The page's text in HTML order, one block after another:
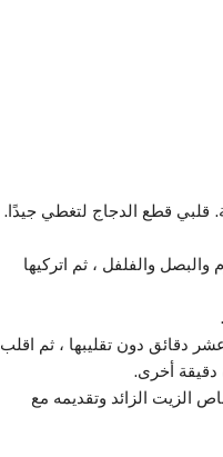
قلبي قطع الدجاج لتغطي جيدًا.
والفلفل ، ثم اتركيها
الدجاج لمدة عشر دقائق دون تقليبها ، ثم اقلب
دقيقة أخرى.
الزيت الزائد وتقديمه مع